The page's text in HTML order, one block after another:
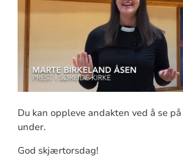
Du kan oppleve andakten ved å se
under.
God skjærtorsdag!